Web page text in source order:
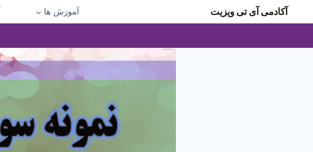
بازگشتآکادمی آی تی ویزیت آموزش ها